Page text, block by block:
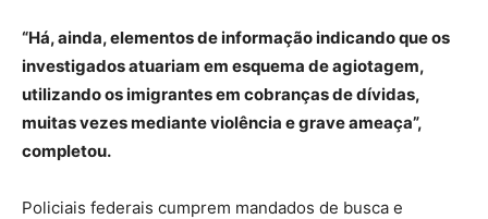
“Há, ainda, elementos de informação indicando que os
investigados atuariam em esquema de agiotagem,
utilizando os imigrantes em cobranças de dívidas,
muitas vezes mediante violência e grave ameaça”,
completou.
Policiais federais cumprem mandados de busca e